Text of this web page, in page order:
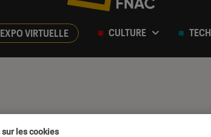
VIRTUELLE CULTURE TECH
les cookies